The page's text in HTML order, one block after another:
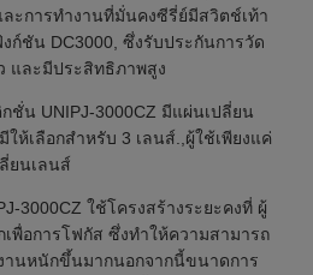
ะการทํางานที่มั่นคงซีรี่ย์มีสวิตช์เท้า
ก์ชัน DC3000, ซึ่งรับประกันการวัด
และมีประสิทธิภาพสูง
ชั่น UNIPJ-3000CZ มีแผ่นเปลี่ยน
ห้เลือกสําหรับ 3 เลนส์.,ผู้ใช้เพียงแค่
ยนเลนส์
3000CZ ใช้โครงสร้างระยะคงที่ ผู้
พื่อการโฟกัส ซึ่งทําให้ความสามารถ
านหนักขึ้นมากนอกจากนี้ขนาดการ